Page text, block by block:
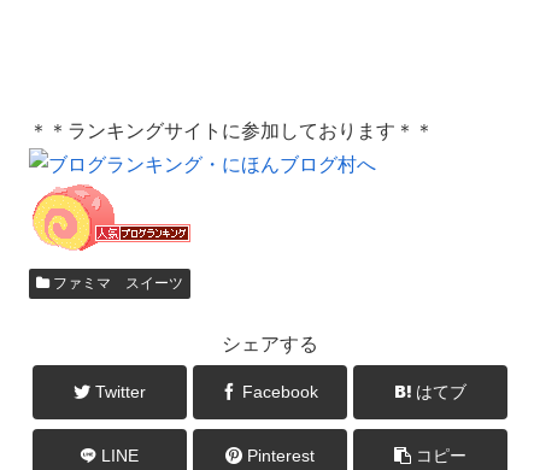
＊＊ランキングサイトに参加しております＊＊
ファミマ スイーツ
シェアする
Twitter Facebook はてブ
LINE Pinterest コピー